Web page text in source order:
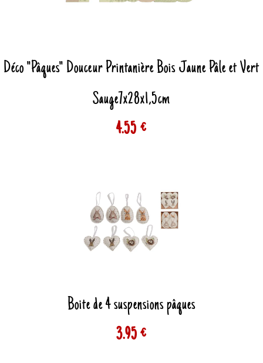
Déco "Pâques" Douceur Printanière Bois Jaune Pâle et Vert
Sauge7x28x1,5cm
4.55 €
Boite de 4 suspensions pâques
3.95 €